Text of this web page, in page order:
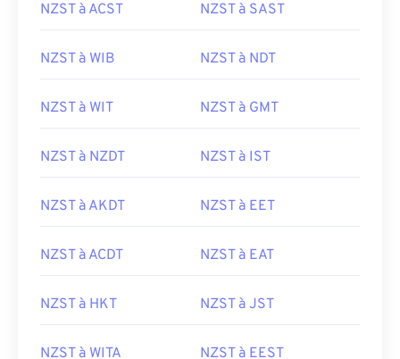
NZST à ACST NZST à SAST
NZST à WIB NZST à NDT
NZST à WIT NZST à GMT
NZST à NZDT NZST à IST
NZST à AKDT NZST à EET
NZST à ACDT NZST à EAT
NZST à HKT NZST à JST
NZST à WITA NZST à EEST